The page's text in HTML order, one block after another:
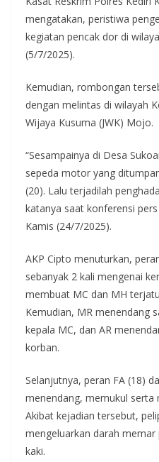
mengatakan, peristiwa
kegiatan pencak dor di
(5/7/2025).
Kemudian, rombongan
dengan melintas di wilayah
Wijaya Kusuma (JWK) Mojo.
“Sesampainya di Desa
sepeda motor yang
(20). Lalu terjadilah
katanya saat konferensi
Kamis (24/7/2025).
AKP Cipto menuturkan,
sebanyak 2 kali mengenai
membuat MC dan MH
Kemudian, MR menendang
kepala MC, dan AR
korban.
Selanjutnya, peran FA (18)
menendang, memukul serta
Akibat kejadian tersebut,
mengeluarkan darah
kaki.